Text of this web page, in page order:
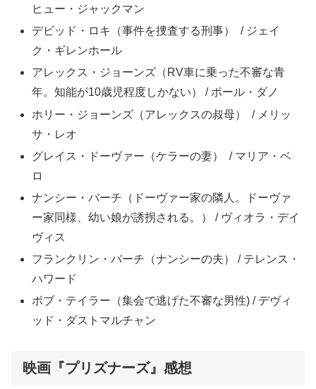
ヒュー・ジャックマン
デビッド・ロキ（事件を捜査する刑事） / ジェイ
ク・ギレンホール
アレックス・ジョーンズ（RV車に乗った不審な青
年。知能が10歳児程度しかない） / ポール・ダノ
ホリー・ジョーンズ（アレックスの叔母） / メリッ
サ・レオ
グレイス・ドーヴァー（ケラーの妻） / マリア・ベ
ロ
ナンシー・バーチ（ドーヴァー家の隣人。ドーヴァ
ー家同様、幼い娘が誘拐される。） / ヴィオラ・デイ
ヴィス
フランクリン・バーチ（ナンシーの夫） / テレンス・
ハワード
ボブ・テイラー（集会で逃げた不審な男性) / デヴィ
ッド・ダストマルチャン
映画『プリズナーズ』感想